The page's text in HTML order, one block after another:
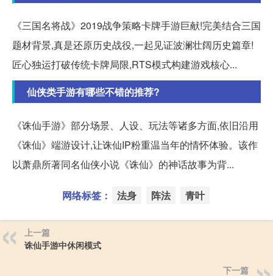
《三国名将战》2019战争策略卡牌手游巨献!完美结合三国
题材背景,真是还原历史战役,一起见证波澜壮阔历史篇章!
匠心独运打破传统卡牌局限,RTS模式构建游戏核心...
仙侠类手游有哪些不错的推荐?
《诛仙手游》部分场景、人设、玩法等诸多方面,依旧沿用
《诛仙》端游设计,让诛仙IP粉重温当年的情怀体验。该作
以萧鼎所著同名仙侠小说《诛仙》的神话故事为背...
网络标签： 法身 阵法 青叶
上一篇
诛仙手游中休闲模式
下一篇